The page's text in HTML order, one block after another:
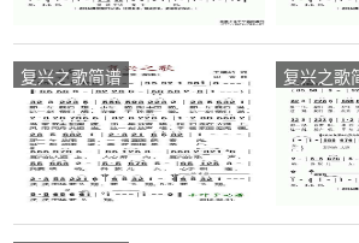
复兴之歌简谱 复兴之歌